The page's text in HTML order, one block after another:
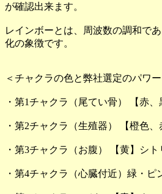
が確認出来ます。
レインボーとは、周波数の調和で
化の象徴です。
＜チャクラの色と弊社選定のパワ
・第1チャクラ（尾てい骨） 【赤、
・第2チャクラ（生殖器） 【橙色
・第3チャクラ（お腹） 【黄】シト
・第4チャクラ（心臓付近）緑・ピ